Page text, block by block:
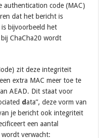
authentication code (MAC)
dat het bericht is
bijvoorbeeld het
ChaCha20 wordt
zit deze integriteit
extra MAC meer toe te
AEAD. Dit staat voor
data”, deze vorm van
je bericht ook integriteit
een aantal
verwacht: